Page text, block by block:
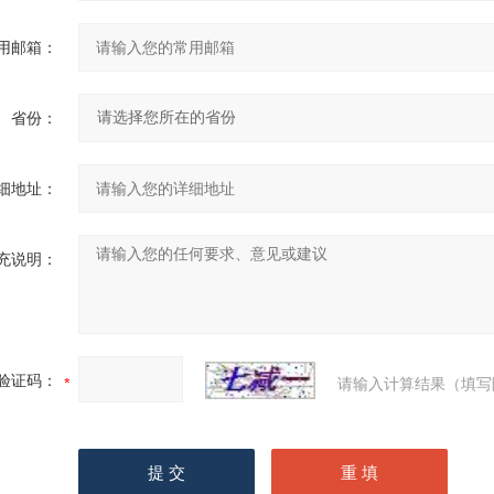
邮箱：
省份：
地址：
说明：
证码： 请输入计算结果（填